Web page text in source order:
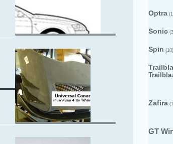
Optra
Sonic
Spin (10)
Zafira
GT